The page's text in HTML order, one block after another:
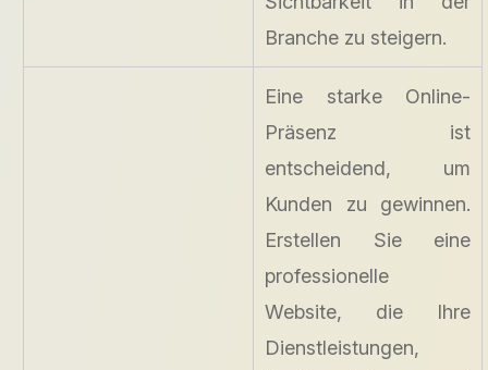
Branche zu steigern.
Eine starke Online-
Präsenz ist
entscheidend, um
Kunden zu gewinnen.
Erstellen Sie eine
professionelle
Website, die Ihre
Dienstleistungen,